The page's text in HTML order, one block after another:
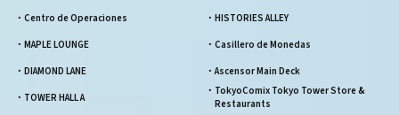
・Centro de Operaciones
・HISTORIES ALLEY
・MAPLE LOUNGE
・Casillero de Monedas
・DIAMOND LANE
・Ascensor Main Deck
・TOWER HALL A
・TokyoComix Tokyo Tower Store &
Restaurants